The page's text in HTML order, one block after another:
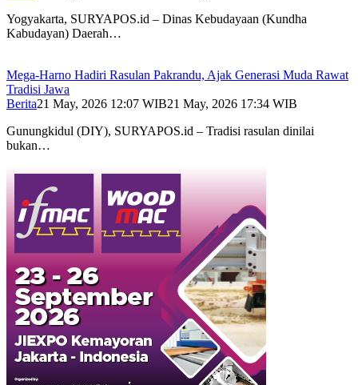
Yogyakarta, SURYAPOS.id – Dinas Kebudayaan (Kundha
Kabudayan) Daerah…
Mega-Harno Hadiri Rasulan Pakrandu, Ajak Generasi Muda Rawat
Tradisi Jawa
Berita21 May, 2026 12:07 WIB21 May, 2026 17:34 WIB
Gunungkidul (DIY), SURYAPOS.id – Tradisi rasulan dinilai
bukan…